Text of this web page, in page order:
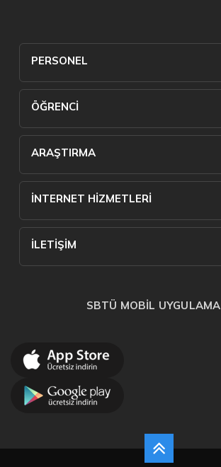
PERSONEL
ÖĞRENCİ
ARAŞTIRMA
İNTERNET HİZMETLERİ
İLETİŞİM
SBTÜ MOBİL UYGULAMA